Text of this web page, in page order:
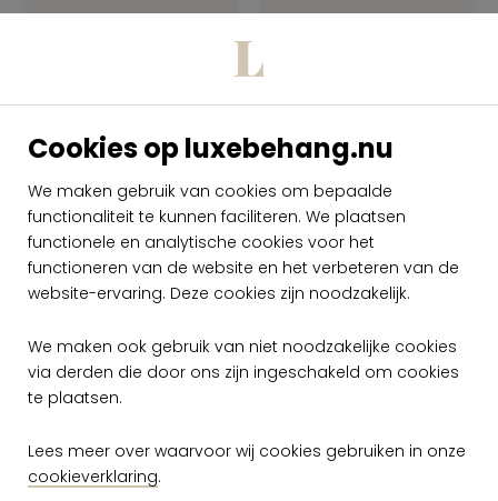
Cookies op luxebehang.nu
We maken gebruik van cookies om bepaalde
functionaliteit te kunnen faciliteren. We plaatsen
functionele en analytische cookies voor het
functioneren van de website en het verbeteren van de
website-ervaring. Deze cookies zijn noodzakelijk.
We maken ook gebruik van niet noodzakelijke cookies
via derden die door ons zijn ingeschakeld om cookies
te plaatsen.
Lees meer over waarvoor wij cookies gebruiken in onze
cookieverklaring.
Arte Insolence
Moxie 34622
€ 149,00 per rol
Arte Insolence
Moxie 34623
€ 149,00 per rol